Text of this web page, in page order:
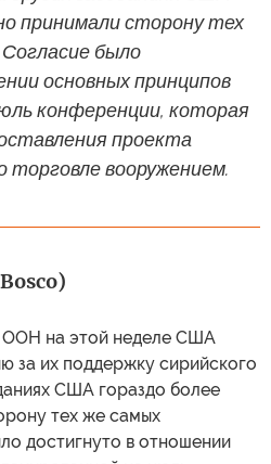
принимали сторону тех
было
основных принципов
конференции, которая
проекта
торговле вооружением.
ООН на этой неделе США
за их поддержку сирийского
США гораздо более
тех же самых
достигнуто в отношении